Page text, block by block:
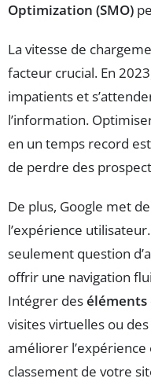
Optimization (SMO)
La vitesse de
facteur crucial. En
impatients et
l’information.
en un temps record
de perdre des
De plus, Google met
l’expérience
seulement question
offrir une navigation
Intégrer deséléments
visites virtuelles ou
améliorer
classement de votre